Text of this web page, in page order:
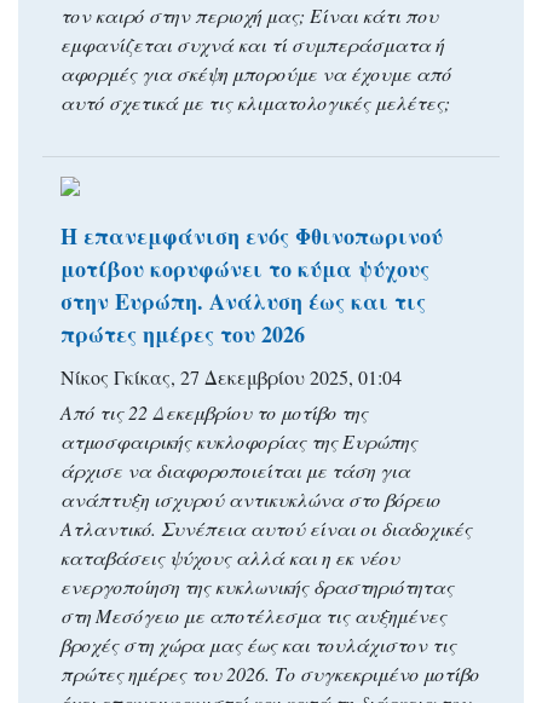
τον καιρό στην περιοχή μας; Είναι κάτι που
εμφανίζεται συχνά και τί συμπεράσματα ή
αφορμές για σκέψη μπορούμε να έχουμε από
αυτό σχετικά με τις κλιματολογικές μελέτες;
Η επανεμφάνιση ενός Φθινοπωρινού
μοτίβου κορυφώνει το κύμα ψύχους
στην Ευρώπη. Ανάλυση έως και τις
πρώτες ημέρες του 2026
Νίκος Γκίκας, 27 Δεκεμβρίου 2025, 01:04
Από τις 22 Δεκεμβρίου το μοτίβο της
ατμοσφαιρικής κυκλοφορίας της Ευρώπης
άρχισε να διαφοροποιείται με τάση για
ανάπτυξη ισχυρού αντικυκλώνα στο βόρειο
Ατλαντικό. Συνέπεια αυτού είναι οι διαδοχικές
καταβάσεις ψύχους αλλά και η εκ νέου
ενεργοποίηση της κυκλωνικής δραστηριότητας
στη Μεσόγειο με αποτέλεσμα τις αυξημένες
βροχές στη χώρα μας έως και τουλάχιστον τις
πρώτες ημέρες του 2026. Το συγκεκριμένο μοτίβο